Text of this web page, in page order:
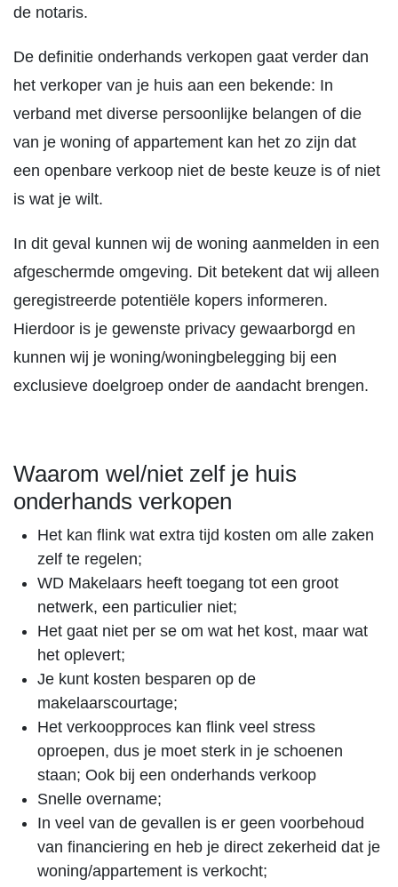
de notaris.
De definitie onderhands verkopen gaat verder dan
het verkoper van je huis aan een bekende: In
verband met diverse persoonlijke belangen of die
van je woning of appartement kan het zo zijn dat
een openbare verkoop niet de beste keuze is of niet
is wat je wilt.
In dit geval kunnen wij de woning aanmelden in een
afgeschermde omgeving. Dit betekent dat wij alleen
geregistreerde potentiële kopers informeren.
Hierdoor is je gewenste privacy gewaarborgd en
kunnen wij je woning/woningbelegging bij een
exclusieve doelgroep onder de aandacht brengen.
Waarom wel/niet zelf je huis
onderhands verkopen
Het kan flink wat extra tijd kosten om alle zaken
zelf te regelen;
WD Makelaars heeft toegang tot een groot
netwerk, een particulier niet;
Het gaat niet per se om wat het kost, maar wat
het oplevert;
Je kunt kosten besparen op de
makelaarscourtage;
Het verkoopproces kan flink veel stress
oproepen, dus je moet sterk in je schoenen
staan; Ook bij een onderhands verkoop
Snelle overname;
In veel van de gevallen is er geen voorbehoud
van financiering en heb je direct zekerheid dat je
woning/appartement is verkocht;